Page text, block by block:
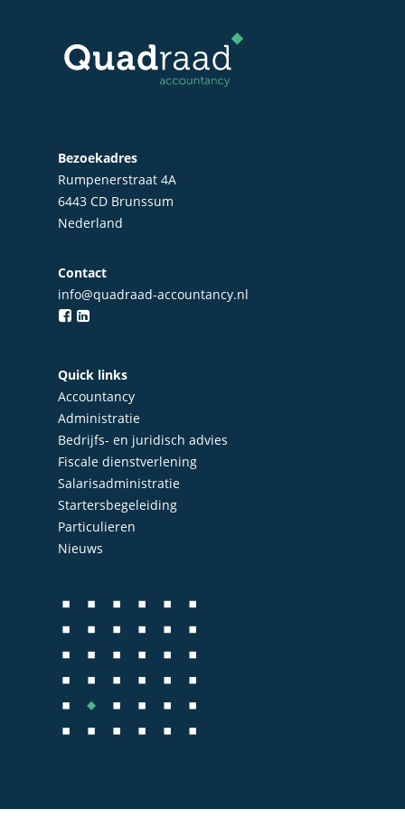
Bezoekadres
Rumpenerstraat 4A
6443 CD Brunssum
Nederland
Contact
info@quadraad-accountancy.nl
Quick links
Accountancy
Administratie
Bedrijfs- en juridisch advies
Fiscale dienstverlening
Salarisadministratie
Startersbegeleiding
Particulieren
Nieuws